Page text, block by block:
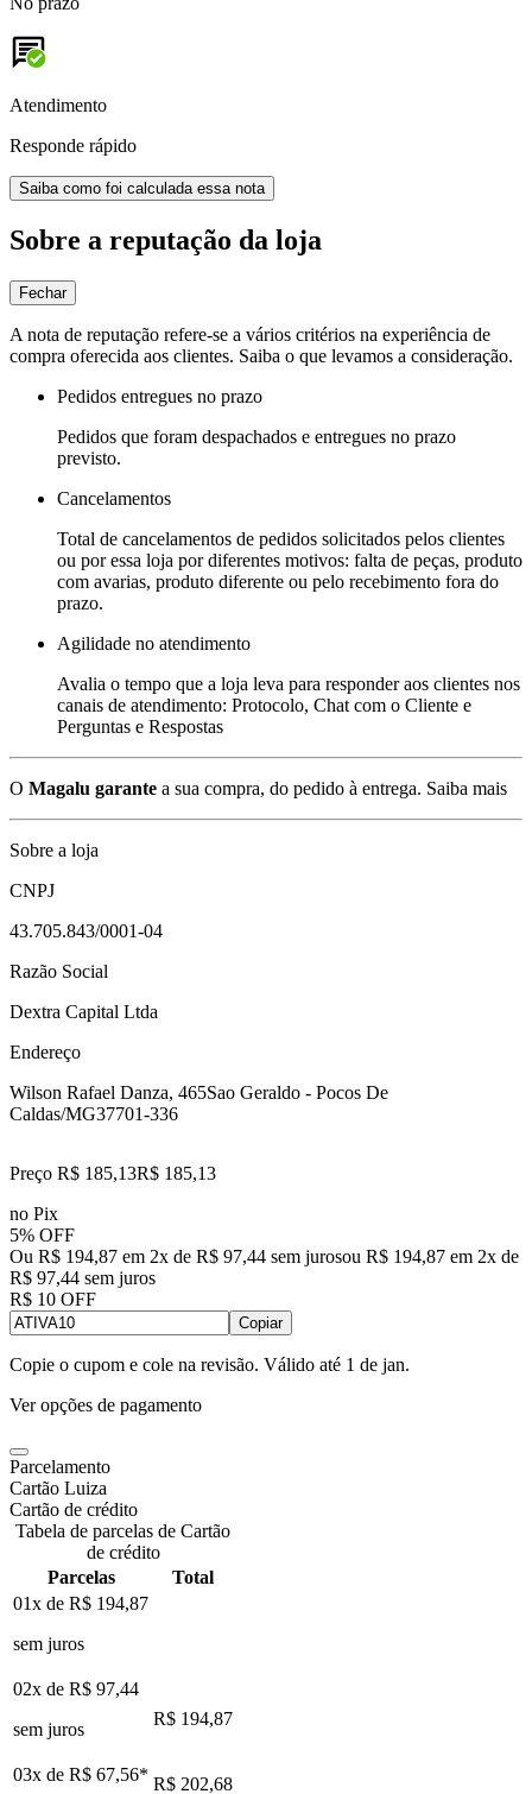
Atendimento
Responde rápido
Saiba como foi calculada essa nota
Sobre a reputação da loja
Fechar
A nota de reputação refere-se a vários critérios na experiência de
compra oferecida aos clientes. Saiba o que levamos a consideração.
Pedidos entregues no prazo
Pedidos que foram despachados e entregues no prazo
previsto.
Cancelamentos
Total de cancelamentos de pedidos solicitados pelos clientes
ou por essa loja por diferentes motivos: falta de peças, produto
com avarias, produto diferente ou pelo recebimento fora do
prazo.
Agilidade no atendimento
Avalia o tempo que a loja leva para responder aos clientes nos
canais de atendimento: Protocolo, Chat com o Cliente e
Perguntas e Respostas
O Magalu garante a sua compra, do pedido à entrega. Saiba mais
Sobre a loja
CNPJ
43.705.843/0001-04
Razão Social
Dextra Capital Ltda
Endereço
Wilson Rafael Danza, 465Sao Geraldo - Pocos De
Caldas/MG37701-336
Preço R$ 185,13R$ 185,13
no Pix
5% OFF
Ou R$ 194,87 em 2x de R$ 97,44 sem jurosou R$ 194,87 em 2x de
R$ 97,44 sem juros
R$ 10 OFF
Copiar
Copie o cupom e cole na revisão. Válido até 1 de jan.
Ver opções de pagamento
Parcelamento
Cartão Luiza
Cartão de crédito
Tabela de parcelas de Cartão
de crédito
Parcelas
Total
01x de R$ 194,87
sem juros
02x de R$ 97,44
sem juros
R$ 194,87
03x de R$ 67,56* R$ 202,68